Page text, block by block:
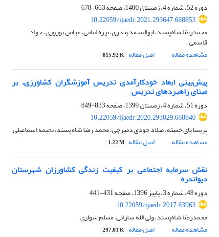
دوره 52، شماره 4، زمستان 1400، صفحه
663-678
10.22059/ijaedr.2021.293647.668853
محمدرضا شاه‌پسند، ابوالمحمد بندری، نیره امامی، عباس نوروزی، جواد
قاسمی
مشاهده مقاله
اصل مقاله 815.92 K
پیش‌بینی ابعاد خودکارآمدی تدریس آموزشگران کشاورزی، بر
مبنای راهبردهای تدریس
دوره 51، شماره 4، زمستان 1399، صفحه
833-849
10.22059/ijaedr.2020.293029.668840
پریسا پای خسته، میلاد جودی دمیرچی، محمد رضا شاه پسند، نجیمه اسماعیلی
مشاهده مقاله
اصل مقاله 1.22 M
نقش سرمایه اجتماعی بر کیفیت زندگی کشاورزان شهرستان
دیواندره
دوره 48، شماره 3، پاییز 1396، صفحه
431-441
10.22059/ijaedr.2017.63963
محمدرضا شاه‌پسند، ولی الله سارانی، مسلم سواری
مشاهده مقاله
اصل مقاله 297.01 K